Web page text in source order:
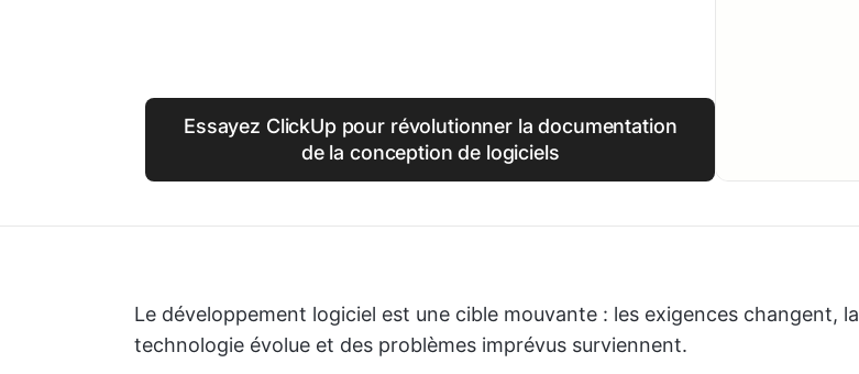
Essayez ClickUp pour révolutionner la documentation
de la conception de logiciels
Le développement logiciel est une cible mouvante : les exigences changent, la
technologie évolue et des problèmes imprévus surviennent.